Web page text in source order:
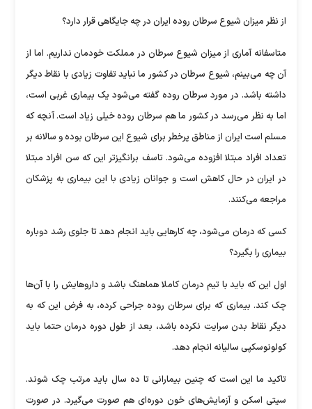
از نظر میزان شیوع سرطان روده ایران در چه جایگاهی قرار دارد؟
متاسفانه آماری از میزان شیوع سرطان در مملکت خودمان نداریم. اما از
آن چه می‌بینم، شیوع سرطان در کشور ما نباید تفاوت زیادی با نقاط دیگر
داشته باشد. در مورد سرطان روده گفته می‌شود یک بیماری غربی است،
اما به نظر می‌رسد در کشور ما هم سرطان روده خیلی زیاد است. آنچه که
مسلم است ایران از مناطق پرخطر برای شیوع این سرطان بوده و سالانه بر
تعداد افراد مبتلا افزوده می‌شود. تاسف برانگیزتر این که سن افراد مبتلا
در ایران در حال کاهش است و جوانان زیادی با این بیماری به پزشکان
مراجعه می‌کنند.
کسی که درمان می‌شود، چه کار‌هایی باید انجام دهد تا جلوی رشد دوباره
بیماری را بگیرد؟
اول این که باید با تیم درمان کاملا هماهنگ باشد و داروهایش را با آن‌ها
چک کند. بیماری که برای سرطان روده جراحی کرده، به فرض این که به
دیگر نقاط بدن سرایت نکرده باشد، بعد از طول دوره درمان حتما باید
کولونوسکپی سالیانه انجام دهد.
تاکید ما این است که چنین بیمارانی تا ده سال باید مرتب چک شوند.
سیتی اسکن و آزمایش‌های خون دوره‌ای هم صورت می‌گیرد. در صورت